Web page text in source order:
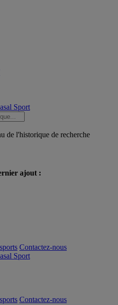
de l'historique de recherche
ajout :
Contactez-nous
Contactez-nous